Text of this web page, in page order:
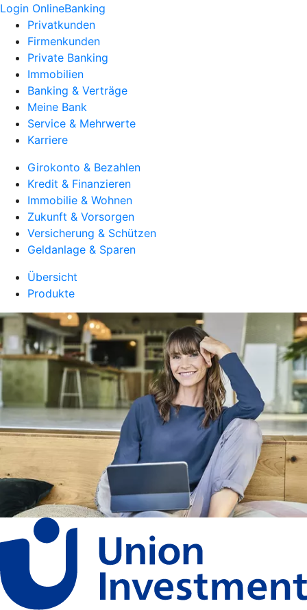
Login OnlineBanking
Privatkunden
Firmenkunden
Private Banking
Immobilien
Banking & Verträge
Meine Bank
Service & Mehrwerte
Karriere
Girokonto & Bezahlen
Kredit & Finanzieren
Immobilie & Wohnen
Zukunft & Vorsorgen
Versicherung & Schützen
Geldanlage & Sparen
Übersicht
Produkte